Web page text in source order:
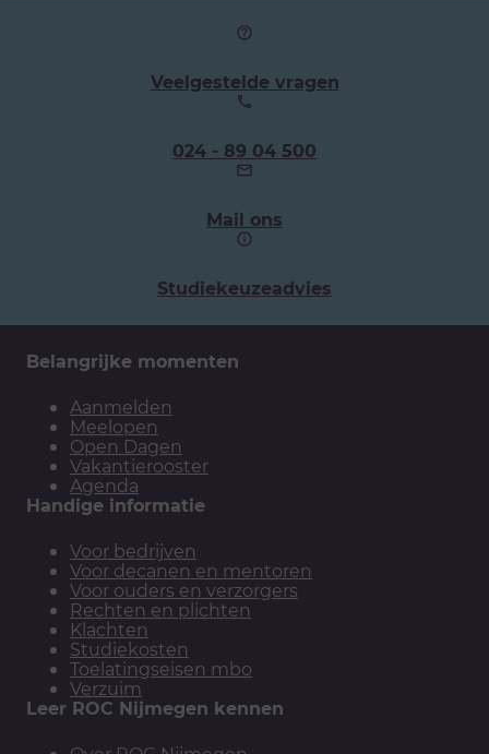
Veelgestelde vragen
Ons
telefoonnummer:
024 - 89 04 500
Mail ons
Studiekeuzeadvies
Belangrijke momenten
Aanmelden
Meelopen
Open Dagen
Vakantierooster
Agenda
Handige informatie
Voor bedrijven
Voor decanen en mentoren
Voor ouders en verzorgers
Rechten en plichten
Klachten
Studiekosten
Toelatingseisen mbo
Verzuim
Leer ROC Nijmegen kennen